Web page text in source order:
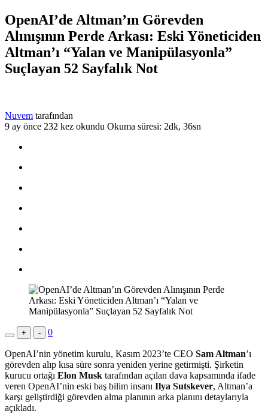
OpenAI’de Altman’ın Görevden
Alınışının Perde Arkası: Eski Yöneticiden
Altman’ı “Yalan ve Manipülasyonla”
Suçlayan 52 Sayfalık Not
Nuvem tarafından
9 ay önce 232 kez okundu Okuma süresi: 2dk, 36sn
+ - 0
OpenAI’nin yönetim kurulu, Kasım 2023’te CEO Sam Altman’ı
görevden alıp kısa süre sonra yeniden yerine getirmişti. Şirketin
kurucu ortağı Elon Musk tarafından açılan dava kapsamında ifade
veren OpenAI’nin eski baş bilim insanı Ilya Sutskever, Altman’a
karşı geliştirdiği görevden alma planının arka planını detaylarıyla
açıkladı.